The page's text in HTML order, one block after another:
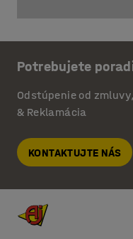
Potrebujete
Odstúpenie od
& Reklamácia
KONTAKTUJTE NÁS